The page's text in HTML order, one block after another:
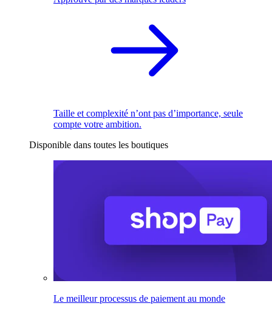
Taille et complexité n’ont pas d’importance, seule
compte votre ambition.
Disponible dans toutes les boutiques
Le meilleur processus de paiement au monde